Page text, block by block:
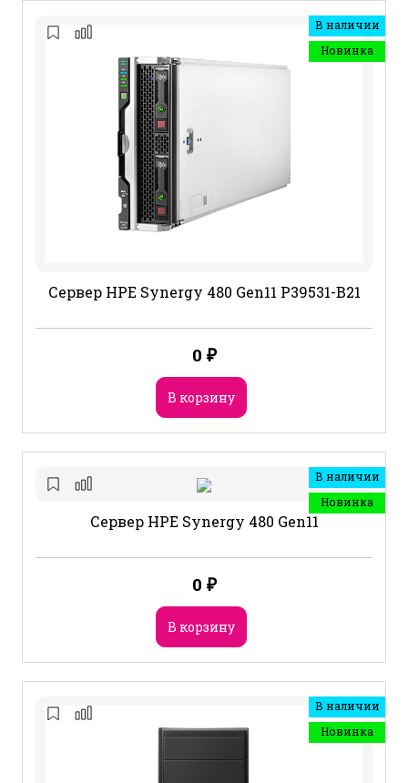
В наличии
Новинка
Сервер HPE Synergy 480 Gen11 P39531-B21
0 ₽
В корзину
В наличии
Новинка
Сервер HPE Synergy 480 Gen11
0 ₽
В корзину
В наличии
Новинка